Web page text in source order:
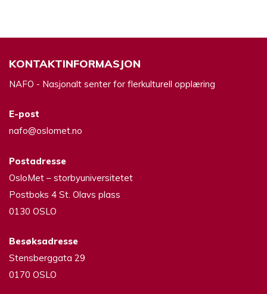
KONTAKTINFORMASJON
NAFO - Nasjonalt senter for flerkulturell opplæring
E-post
nafo@oslomet.no
Postadresse
OsloMet – storbyuniversitetet
Postboks 4 St. Olavs plass
0130 OSLO
Besøksadresse
Stensberggata 29
0170 OSLO